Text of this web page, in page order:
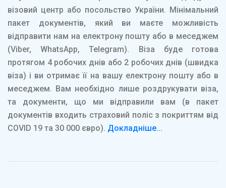
візовий центр або посольство України. Мінімальний
пакет документів, який ви маєте можливість
відправити нам на електрону пошту або в меседжем
(Viber, WhatsApp, Telegram). Віза буде готова
протягом 4 робочих днів або 2 робочих днів (швидка
віза) і ви отримає її на вашу електрону пошту або в
меседжем. Вам необхідно лише роздрукувати віза,
та документи, що ми відправили вам (в пакет
документів входить страховий поліс з покриттям від
COVID 19 та 30 000 євро). Докладніше...